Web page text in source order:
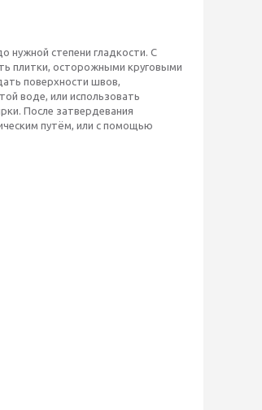
нужной степени гладкости. С
плитки, осторожными круговыми
поверхности швов,
воде, или использовать
После затвердевания
путём, или с помощью